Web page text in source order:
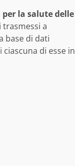
la salute delle
a
base di dati
di esse in